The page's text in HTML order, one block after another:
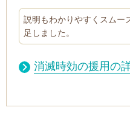
説明もわかりやすくスムー
足しました。
消滅時効の援用の